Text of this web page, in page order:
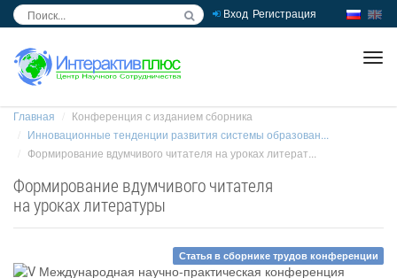
Вход Регистрация
Главная
Конференция с изданием сборника
Инновационные тенденции развития системы образован...
Формирование вдумчивого читателя на уроках литерат...
Формирование вдумчивого читателя
на уроках литературы
Статья в сборнике трудов конференции